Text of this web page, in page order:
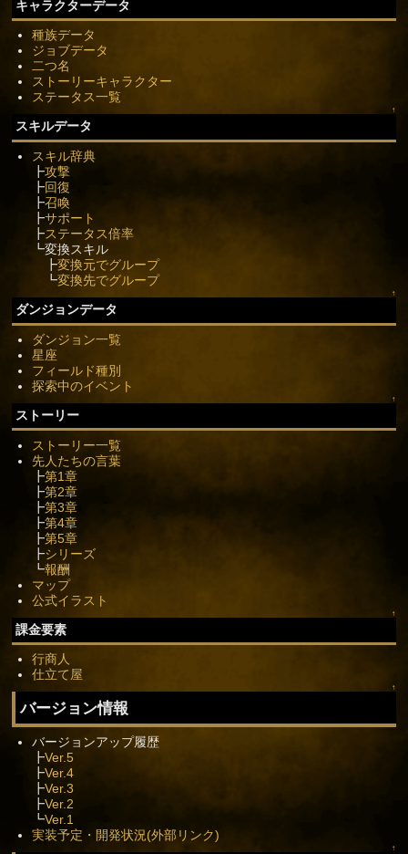
キャラクターデータ
種族データ
ジョブデータ
二つ名
ストーリーキャラクター
ステータス一覧
↑
スキルデータ
スキル辞典
┣攻撃
┣回復
┣召喚
┣サポート
┣ステータス倍率
┗変換スキル
┣変換元でグループ
┗変換先でグループ
↑
ダンジョンデータ
ダンジョン一覧
星座
フィールド種別
探索中のイベント
↑
ストーリー
ストーリー一覧
先人たちの言葉
┣第1章
┣第2章
┣第3章
┣第4章
┣第5章
┣シリーズ
┗報酬
マップ
公式イラスト
↑
課金要素
行商人
仕立て屋
↑
バージョン情報
バージョンアップ履歴
┣Ver.5
┣Ver.4
┣Ver.3
┣Ver.2
┗Ver.1
実装予定・開発状況(外部リンク)
↑